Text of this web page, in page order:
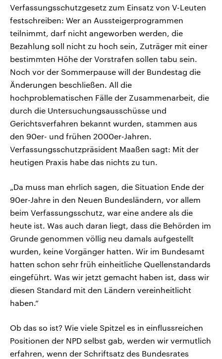
Verfassungsschutzgesetz zum Einsatz von V-Leuten
festschreiben: Wer an Aussteigerprogrammen
teilnimmt, darf nicht angeworben werden, die
Bezahlung soll nicht zu hoch sein, Zuträger mit einer
bestimmten Höhe der Vorstrafen sollen tabu sein.
Noch vor der Sommerpause will der Bundestag die
Änderungen beschließen. All die
hochproblematischen Fälle der Zusammenarbeit, die
durch die Untersuchungsausschüsse und
Gerichtsverfahren bekannt wurden, stammen aus
den 90er- und frühen 2000er-Jahren.
Verfassungsschutzpräsident Maaßen sagt: Mit der
heutigen Praxis habe das nichts zu tun.
„Da muss man ehrlich sagen, die Situation Ende der
90er-Jahre in den Neuen Bundesländern, vor allem
beim Verfassungsschutz, war eine andere als die
heute ist. Was auch daran liegt, dass die Behörden im
Grunde genommen völlig neu damals aufgestellt
wurden, keine Vorgänger hatten. Wir im Bundesamt
hatten schon sehr früh einheitliche Quellenstandards
eingeführt. Was wir jetzt gemacht haben ist, dass wir
diesen Standard mit den Ländern vereinheitlicht
haben.“
Ob das so ist? Wie viele Spitzel es in einflussreichen
Positionen der NPD selbst gab, werden wir vermutlich
erfahren, wenn der Schriftsatz des Bundesrates